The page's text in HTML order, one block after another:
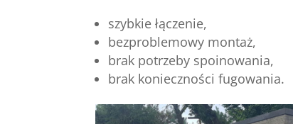
szybkie łączenie,
bezproblemowy montaż,
brak potrzeby spoinowania,
brak konieczności fugowania.